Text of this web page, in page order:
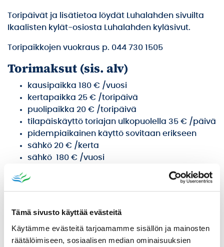
Tämä sivusto käyttää evästeitä
Käytämme evästeitä tarjoamamme sisällön ja mainosten
räätälöimiseen, sosiaalisen median ominaisuuksien
Toripäivät ja lisätietoa löydät Luhalahden sivuilta
Ikaalisten kylät-osiosta Luhalahden kyläsivut.
Toripaikkojen vuokraus p. 044 730 1505
Torimaksut (sis. alv)
kausipaikka 180 € /vuosi
kertapaikka 25 € /toripäivä
puolipaikka 20 € /toripäivä
tilapäiskäyttö toriajan ulkopuolella 35 € /päivä
pidempiaikainen käyttö sovitaan erikseen
sähkö 20 € /kerta
sähkö 180 € /vuosi